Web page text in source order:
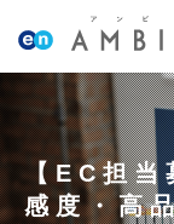
【EC担当
感度・高